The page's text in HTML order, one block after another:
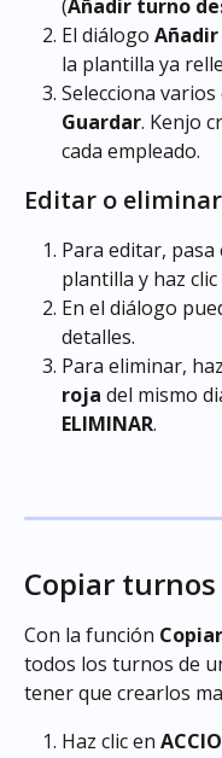
(Añadir turno
El diálogo
la plantilla ya
Selecciona
Guardar. Kenjo
cada empleado.
Editar o
Para editar,
plantilla y haz
En el diálogo
detalles.
Para eliminar,
roja del mismo
ELIMINAR.
Copiar turnos
Con la función Copiar
todos los turnos de
tener que crearlos
Haz clic en